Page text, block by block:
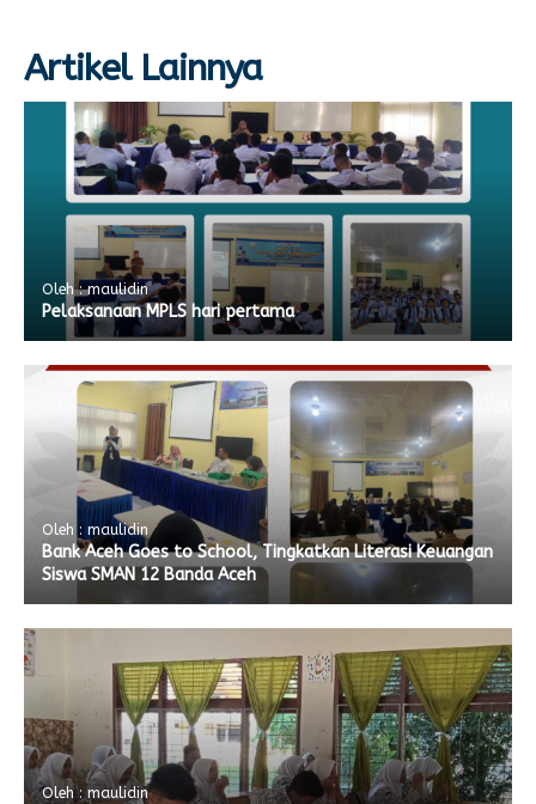
Artikel Lainnya
Oleh : maulidin
Pelaksanaan MPLS hari pertama
Oleh : maulidin
Bank Aceh Goes to School, Tingkatkan Literasi Keuangan
Siswa SMAN 12 Banda Aceh
Oleh : maulidin